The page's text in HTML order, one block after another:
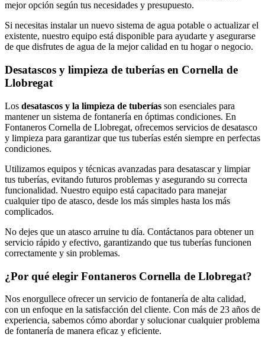
mejor opción según tus necesidades y presupuesto.
Si necesitas instalar un nuevo sistema de agua potable o actualizar el
existente, nuestro equipo está disponible para ayudarte y asegurarse
de que disfrutes de agua de la mejor calidad en tu hogar o negocio.
Desatascos y limpieza de tuberías en Cornella de
Llobregat
Los desatascos y la limpieza de tuberías son esenciales para
mantener un sistema de fontanería en óptimas condiciones. En
Fontaneros Cornella de Llobregat, ofrecemos servicios de desatasco
y limpieza para garantizar que tus tuberías estén siempre en perfectas
condiciones.
Utilizamos equipos y técnicas avanzadas para desatascar y limpiar
tus tuberías, evitando futuros problemas y asegurando su correcta
funcionalidad. Nuestro equipo está capacitado para manejar
cualquier tipo de atasco, desde los más simples hasta los más
complicados.
No dejes que un atasco arruine tu día. Contáctanos para obtener un
servicio rápido y efectivo, garantizando que tus tuberías funcionen
correctamente y sin problemas.
¿Por qué elegir Fontaneros Cornella de Llobregat?
Nos enorgullece ofrecer un servicio de fontanería de alta calidad,
con un enfoque en la satisfacción del cliente. Con más de 23 años de
experiencia, sabemos cómo abordar y solucionar cualquier problema
de fontanería de manera eficaz y eficiente.